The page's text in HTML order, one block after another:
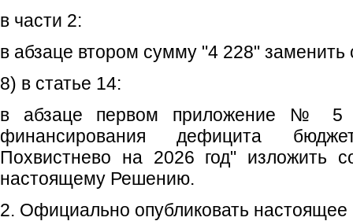
в части 2:
в абзаце втором сумму "4 228"
8) в статье 14:
в абзаце первом приложение № 5
финансирования дефицита
Похвистнево на 2026 год" изложить
настоящему Решению.
2. Официально опубликовать